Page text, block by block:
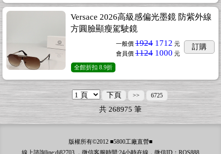
Versace 2026高級感偏光墨鏡 防紫外線
方圓臉顯瘦駕駛鏡
一般價 1924 1712 元
會員價 1124 1000 元
訂購
全館折扣 8.9折
下頁 >> 6725
共 268975筆
版權所有©2012 ■5800工廠直營■
線上諮詢line:dj82703 ，微信客服時間:24小時在線，微信ID：ROS888